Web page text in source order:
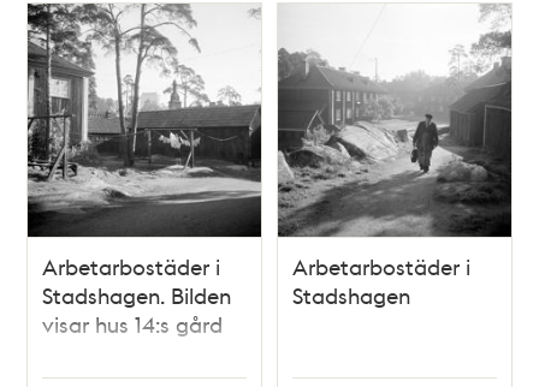
Arbetarbostäder i
Stadshagen. Bilden
visar hus 14:s gård
Arbetarbostäder i
Stadshagen